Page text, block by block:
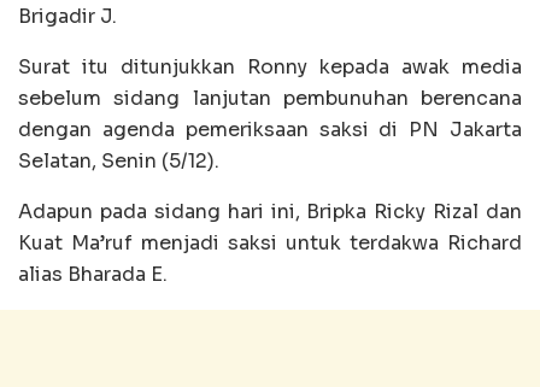
Brigadir J.
Surat itu ditunjukkan Ronny kepada awak media
sebelum sidang lanjutan pembunuhan berencana
dengan agenda pemeriksaan saksi di PN Jakarta
Selatan, Senin (5/12).
Adapun pada sidang hari ini, Bripka Ricky Rizal dan
Kuat Ma’ruf menjadi saksi untuk terdakwa Richard
alias Bharada E.